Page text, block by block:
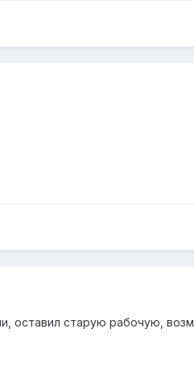
оставил старую рабочую,